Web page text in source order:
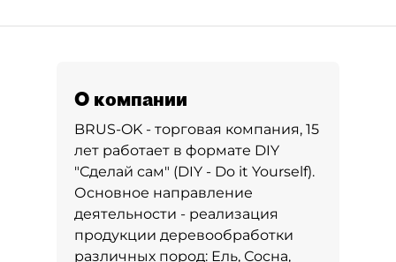
О компании
BRUS-OK - торговая компания, 15
лет работает в формате DIY
"Сделай сам" (DIY - Do it Yourself).
Основное направление
деятельности - реализация
продукции деревообработки
различных пород: Ель, Сосна,